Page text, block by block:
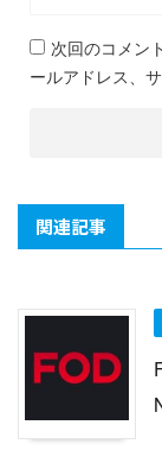
次回のコメン
ールアドレス、
関連記事